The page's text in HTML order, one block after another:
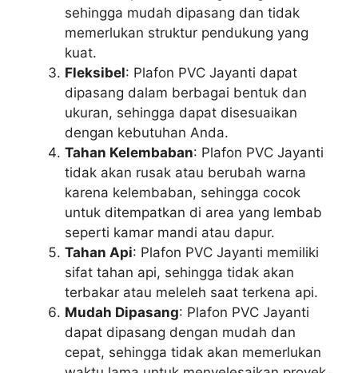
sehingga mudah dipasang dan tidak
memerlukan struktur pendukung yang
kuat.
Fleksibel: Plafon PVC Jayanti dapat
dipasang dalam berbagai bentuk dan
ukuran, sehingga dapat disesuaikan
dengan kebutuhan Anda.
Tahan Kelembaban: Plafon PVC Jayanti
tidak akan rusak atau berubah warna
karena kelembaban, sehingga cocok
untuk ditempatkan di area yang lembab
seperti kamar mandi atau dapur.
Tahan Api: Plafon PVC Jayanti memiliki
sifat tahan api, sehingga tidak akan
terbakar atau meleleh saat terkena api.
Mudah Dipasang: Plafon PVC Jayanti
dapat dipasang dengan mudah dan
cepat, sehingga tidak akan memerlukan